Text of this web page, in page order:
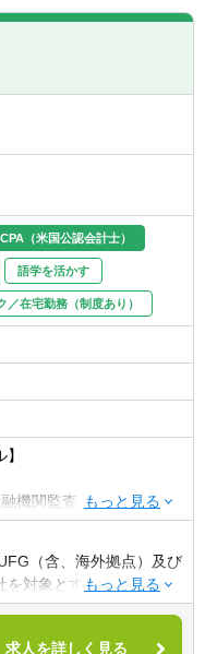
持ちの方
会計業務を担うこと
ルをグルーバルビジネス
ができ、自身のさらなる
会計・税務ライン
（米国公認会計士）
語学を活かす
／在宅勤務（制度あり）
機関監査・アドバイザ
査業務経験
】
件を満たせば尚可
務経験があり、公認内
（含、海外拠点）及び
を対象とする監査業務
及び監査計画の立案
対し、経営戦略や業務
求人を詳しく見る